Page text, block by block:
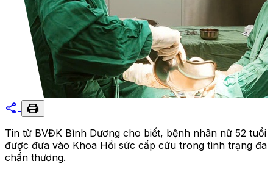
share print
Tin từ BVĐK Bình Dương cho biết, bệnh nhân nữ 52 tuổi
được đưa vào Khoa Hồi sức cấp cứu trong tình trạng đa
chấn thương.